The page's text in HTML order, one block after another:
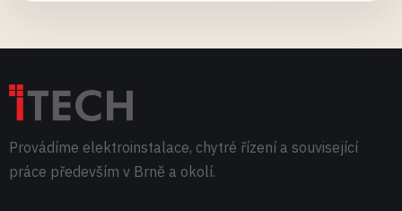
Provádíme elektroinstalace, chytré řízení a související
práce především v Brně a okolí.